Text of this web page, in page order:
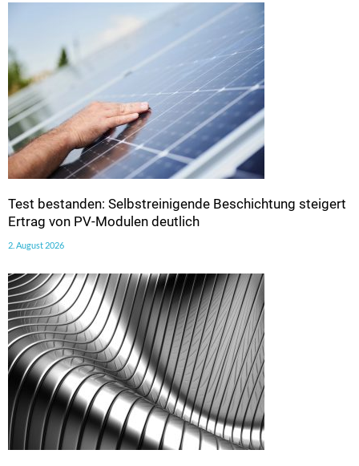
Test bestanden: Selbstreinigende Beschichtung steigert
Ertrag von PV-Modulen deutlich
2. August 2026